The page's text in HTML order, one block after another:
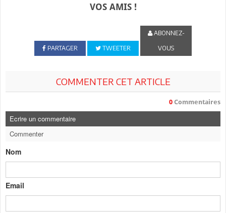
VOS AMIS !
PARTAGER TWEETER
ABONNEZ-
VOUS
COMMENTER CET ARTICLE
0 Commentaires
Ecrire un commentaire
Commenter
Nom
Email